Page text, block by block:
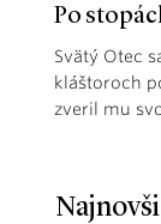
Po
Svätý Otec
kláštoroch
zveril mu